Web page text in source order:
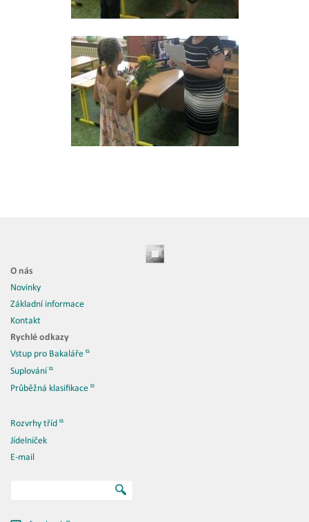
O nás
Novinky
Základní informace
Kontakt
Rychlé odkazy
Vstup pro Bakaláře
Suplování
Průběžná klasifikace
Rozvrhy tříd
Jídelníček
E-mail